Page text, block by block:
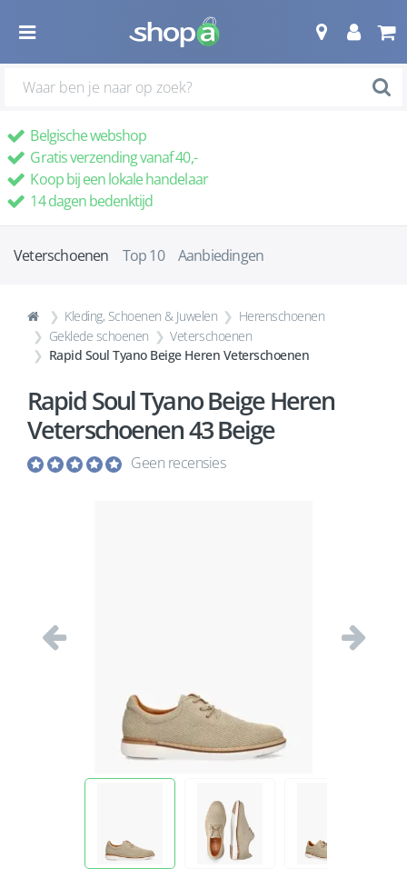
Belgische webshop
Gratis verzending vanaf 40,-
Koop bij een lokale handelaar
14 dagen bedenktijd
Veterschoenen Top 10 Aanbiedingen
Kleding, Schoenen & Juwelen
Herenschoenen
Geklede schoenen
Veterschoenen
Rapid Soul Tyano Beige Heren Veterschoenen
Rapid Soul Tyano Beige Heren
Veterschoenen 43 Beige
Geen recensies
Vorige